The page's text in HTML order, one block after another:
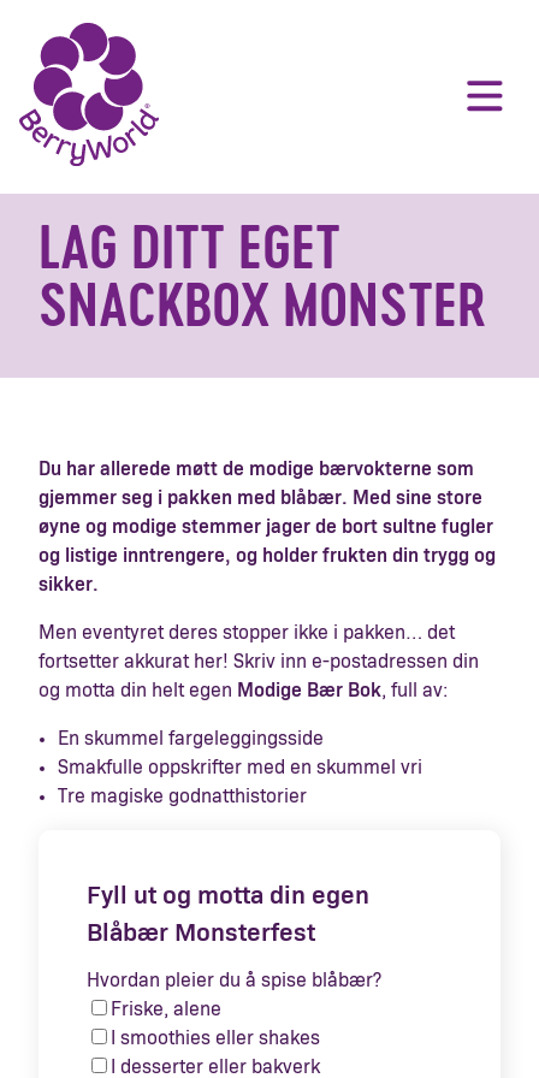
LAG DITT EGET
SNACKBOX MONSTER
Du har allerede møtt de modige bærvokterne som
gjemmer seg i pakken med blåbær. Med sine store
øyne og modige stemmer jager de bort sultne fugler
og listige inntrengere, og holder frukten din trygg og
sikker.
Men eventyret deres stopper ikke i pakken… det
fortsetter akkurat her! Skriv inn e-postadressen din
og motta din helt egen Modige Bær Bok, full av:
En skummel fargeleggingsside
Smakfulle oppskrifter med en skummel vri
Tre magiske godnatthistorier
Fyll ut og motta din egen
Blåbær Monsterfest
Hvordan pleier du å spise blåbær?
Friske, alene
I smoothies eller shakes
I desserter eller bakverk